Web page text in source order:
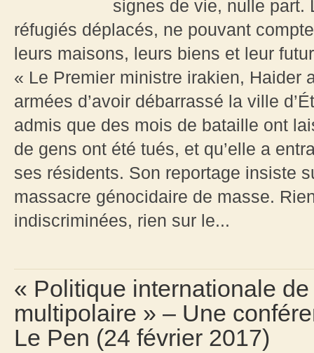
signes de vie, nulle part.
réfugiés déplacés, ne pouvant
leurs maisons, leurs biens et leur
« Le Premier ministre irakien,
armées d’avoir débarrassé la ville
admis que des mois de bataille ont
de gens ont été tués, et qu’elle a
ses résidents. Son reportage insiste
massacre génocidaire de masse.
indiscriminées, rien sur le...
« Politique internationale
multipolaire » – Une
Le Pen (24 février 2017)